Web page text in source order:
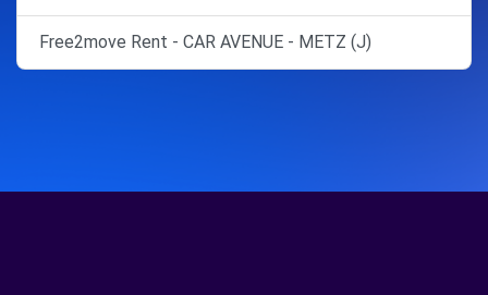
Free2move Rent - CAR AVENUE - METZ (J)